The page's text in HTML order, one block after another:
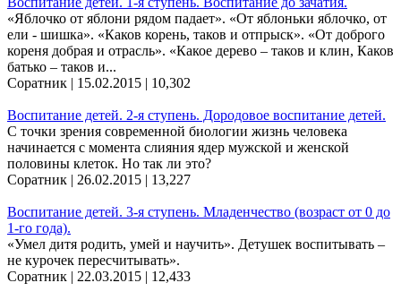
«Яблочко от яблони рядом падает». «От яблоньки яблочко, от
ели - шишка». «Каков корень, таков и отпрыск». «От доброго
кореня добрая и отрасль». «Какое дерево – таков и клин, Каков
батько – таков и...
Соратник | 15.02.2015 | 10,302
Воспитание детей. 2-я ступень. Дородовое воспитание детей.
С точки зрения современной биологии жизнь человека
начинается с момента слияния ядер мужской и женской
половины клеток. Но так ли это?
Соратник | 26.02.2015 | 13,227
Воспитание детей. 3-я ступень. Младенчество (возраст от 0 до
1-го года).
«Умел дитя родить, умей и научить». Детушек воспитывать –
не курочек пересчитывать».
Соратник | 22.03.2015 | 12,433